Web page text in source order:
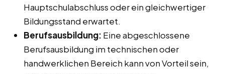
Hauptschulabschluss oder ein gleichwertiger
Bildungsstand erwartet.
Berufsausbildung: Eine abgeschlossene
Berufsausbildung im technischen oder
handwerklichen Bereich kann von Vorteil sein,